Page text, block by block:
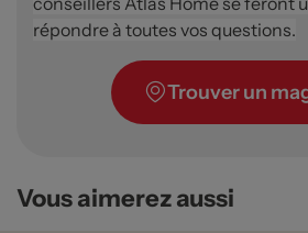
répondre à toutes vos questions.
Trouver un
Vous aimerez aussi